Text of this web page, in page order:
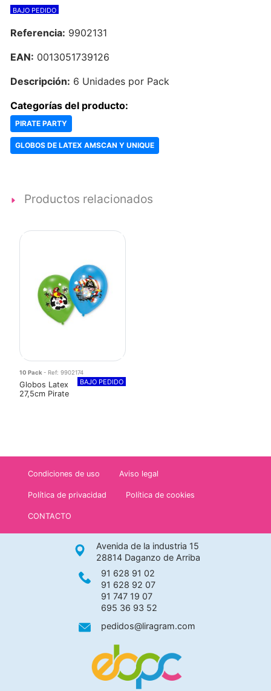
BAJO PEDIDO
Referencia: 9902131
EAN: 0013051739126
Descripción: 6 Unidades por Pack
Categorías del producto:
PIRATE PARTY
GLOBOS DE LATEX AMSCAN Y UNIQUE
Productos relacionados
10 Pack - Ref: 9902174
BAJO PEDIDO
Globos Latex
27,5cm Pirate
Condiciones de uso Aviso legal
Política de privacidad Política de cookies
CONTACTO
Avenida de la industria 15
28814 Daganzo de Arriba
91 628 91 02
91 628 92 07
91 747 19 07
695 36 93 52
pedidos@liragram.com